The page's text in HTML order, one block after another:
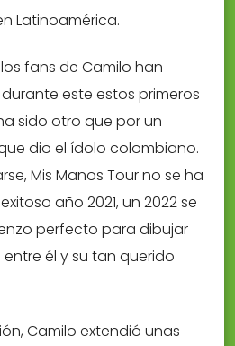
Latinoamérica.
fans de Camilo han
este estos primeros
sido otro que por un
dio el ídolo colombiano.
Mis Manos Tour no se ha
año 2021, un 2022 se
perfecto para dibujar
él y su tan querido
Camilo extendió unas